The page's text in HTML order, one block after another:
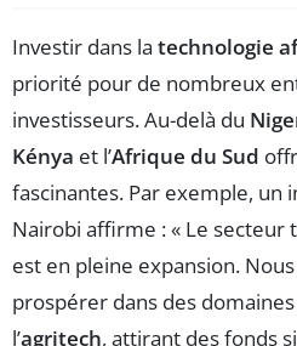
Investir dans la technologie
priorité pour de nombreux
investisseurs. Au-delà du
Kénya et l’Afrique du Sud
fascinantes. Par exemple, un
Nairobi affirme : « Le secteur
est en pleine expansion.
prospérer dans des
l’agritech, attirant des fonds